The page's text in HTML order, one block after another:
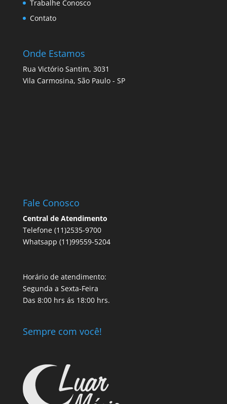
Trabalhe Conosco
Contato
Onde Estamos
Rua Victório Santim, 3031
Vila Carmosina, São Paulo - SP
Fale Conosco
Central de Atendimento
Telefone (11)2535-9700
Whatsapp (11)99559-5204
Horário de atendimento:
Segunda a Sexta-Feira
Das 8:00 hrs ás 18:00 hrs.
Sempre com você!